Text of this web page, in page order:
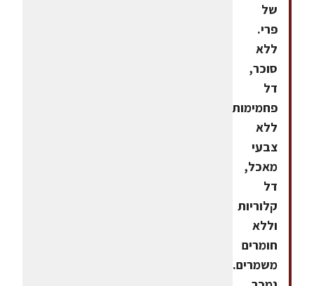
של
פרי.
ללא
סוכר,
דל
פחמימות,
ללא
צבעי
מאכל,
דל
קלוריות
וללא
חומרים
משמרים.